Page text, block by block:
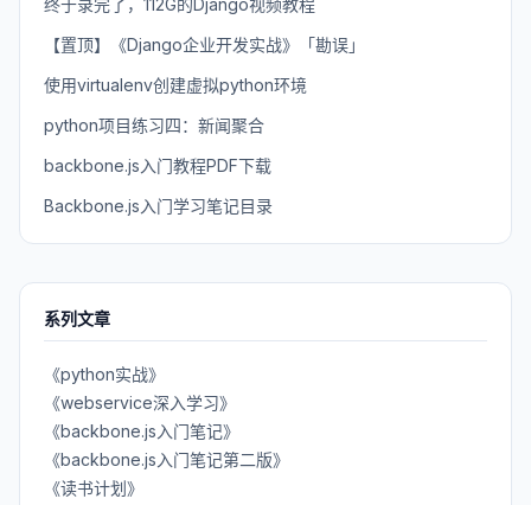
终于录完了，112G的Django视频教程
【置顶】《Django企业开发实战》「勘误」
使用virtualenv创建虚拟python环境
python项目练习四：新闻聚合
backbone.js入门教程PDF下载
Backbone.js入门学习笔记目录
系列文章
《python实战》
《webservice深入学习》
《backbone.js入门笔记》
《backbone.js入门笔记第二版》
《读书计划》